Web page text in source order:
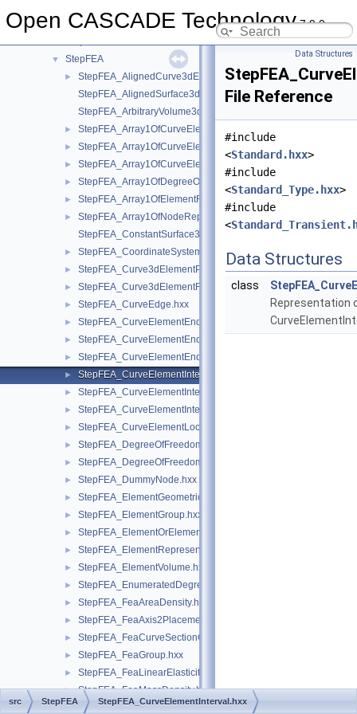
Open CASCADE Technology7.9.0
STEPEdit
▼ StepFEA
►
StepFEA_AlignedCurve3dElementCoordinateSystem.hxx
StepFEA_AlignedSurface3dElementCoordinateSystem.hxx
StepFEA_ArbitraryVolume3dElementCoordinateSystem.hxx
► StepFEA_Array1OfCurveElementEndOffset.hxx
► StepFEA_Array1OfCurveElementEndRelease.hxx
► StepFEA_Array1OfCurveElementInterval.hxx
► StepFEA_Array1OfDegreeOfFreedom.hxx
► StepFEA_Array1OfElementRepresentation.hxx
►
StepFEA_Array1OfNodeRepresentation.hxx
StepFEA_ConstantSurface3dElementCoordinateSystem.hxx
► StepFEA_CoordinateSystemType.hxx
► StepFEA_Curve3dElementProperty.hxx
► StepFEA_Curve3dElementRepresentation.hxx
► StepFEA_CurveEdge.hxx
► StepFEA_CurveElementEndCoordinateSystem.hxx
► StepFEA_CurveElementEndOffset.hxx
► StepFEA_CurveElementEndRelease.hxx
► StepFEA_CurveElementInterval.hxx
► StepFEA_CurveElementIntervalConstant.hxx
► StepFEA_CurveElementIntervalLinearlyVarying.hxx
► StepFEA_CurveElementLocation.hxx
► StepFEA_DegreeOfFreedom.hxx
► StepFEA_DegreeOfFreedomMember.hxx
► StepFEA_DummyNode.hxx
► StepFEA_ElementGeometricRelationship.hxx
► StepFEA_ElementGroup.hxx
► StepFEA_ElementOrElementGroup.hxx
► StepFEA_ElementRepresentation.hxx
► StepFEA_ElementVolume.hxx
► StepFEA_EnumeratedDegreeOfFreedom.hxx
► StepFEA_FeaAreaDensity.hxx
► StepFEA_FeaAxis2Placement3d.hxx
► StepFEA_FeaCurveSectionGeometricRelationship.hxx
► StepFEA_FeaGroup.hxx
► StepFEA_FeaLinearElasticity.hxx
► StepFEA_FeaMassDensity.hxx
StepFEA_FeaMaterialPropertyRepresentation.hxx
Data Structures
File Reference
#include
<Standard.hxx>
#include
<Standard_Type.hxx>
#include
<
Data Structures
class
Representation
src StepFEA StepFEA_CurveElementInterval.hxx